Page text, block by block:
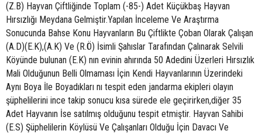
(Z.B) Hayvan Çiftliğinde Toplam (-85-) Adet Küçükbaş Hayvan
Hırsızlığı Meydana Gelmiştir.Yapılan İnceleme Ve Araştırma
Sonucunda Bahse Konu Hayvanların Bu Çiftlikte Çoban Olarak Çalışan
(A.D)(E.K),(A.K) Ve (R.Ö) İsimli Şahıslar Tarafından Çalınarak Selvili
Köyünde bulunan (E.K) nın evinin ahırında 50 Adedini Üzerleri Hırsızlık
Mali Olduğunun Belli Olmaması İçin Kendi Hayvanlarının Üzerindeki
Aynı Boya İle Boyadıkları nı tespit eden jandarma ekipleri olayın
şüphelilerini ince takip sonucu kısa sürede ele geçirirken,diğer 35
Adet Hayvanın İse satılmış olduğunu tespit etmiştir. Hayvan Sahibi
(E.S) Şüphelilerin Köylüsü Ve Çalışanları Olduğu İçin Davacı Ve